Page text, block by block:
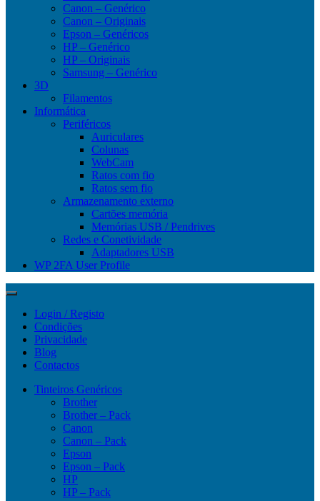
Canon – Genérico
Canon – Originais
Epson – Genéricos
HP – Genérico
HP – Originais
Samsung – Genérico
3D
Filamentos
Informática
Periféricos
Auriculares
Colunas
WebCam
Ratos com fio
Ratos sem fio
Armazenamento externo
Cartões memória
Memórias USB / Pendrives
Redes e Conetividade
Adaptadores USB
WP 2FA User Profile
Login / Registo
Condições
Privacidade
Blog
Contactos
Tinteiros Genéricos
Brother
Brother – Pack
Canon
Canon – Pack
Epson
Epson – Pack
HP
HP – Pack